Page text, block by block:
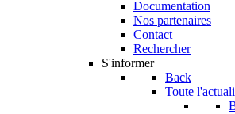
Documentation
Nos partenaires
Contact
Rechercher
S'informer
Back
Toute